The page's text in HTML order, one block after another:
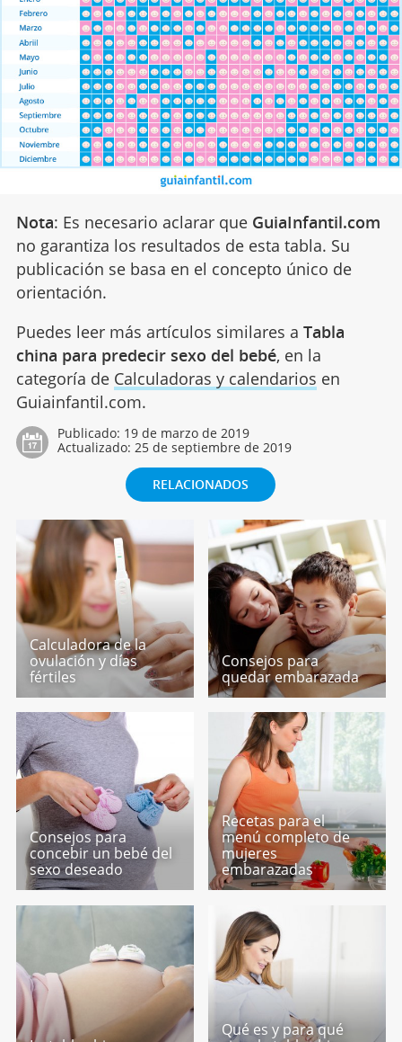
Nota: Es necesario aclarar que GuiaInfantil.com
no garantiza los resultados de esta tabla. Su
publicación se basa en el concepto único de
orientación.
Puedes leer más artículos similares a Tabla
china para predecir sexo del bebé, en la
categoría de Calculadoras y calendarios en
Guiainfantil.com.
Publicado: 19 de marzo de 2019
Actualizado: 25 de septiembre de 2019
RELACIONADOS
Calculadora de la
ovulación y días
fértiles
Consejos para
quedar embarazada
Consejos para
concebir un bebé del
sexo deseado
Recetas para el
menú completo de
mujeres
embarazadas
Qué es y para qué